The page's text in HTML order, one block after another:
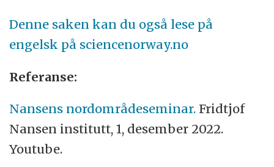
Denne saken kan du også lese på
engelsk på sciencenorway.no
Referanse:
Nansens nordområdeseminar. Fridtjof
Nansen institutt, 1, desember 2022.
Youtube.